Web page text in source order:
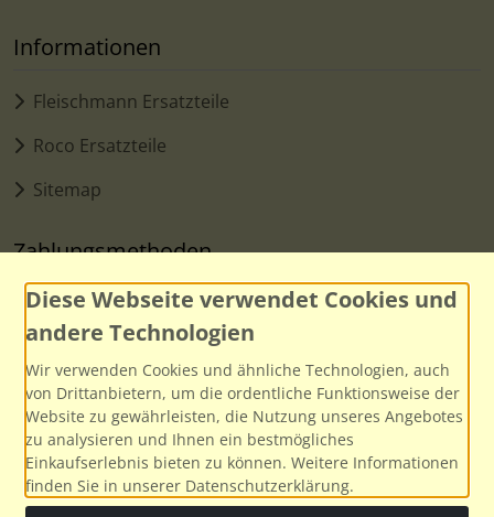
Informationen
Fleischmann Ersatzteile
Roco Ersatzteile
Sitemap
Zahlungsmethoden
Diese Webseite verwendet Cookies und
andere Technologien
Wir verwenden Cookies und ähnliche Technologien, auch
von Drittanbietern, um die ordentliche Funktionsweise der
Website zu gewährleisten, die Nutzung unseres Angebotes
zu analysieren und Ihnen ein bestmögliches
Einkaufserlebnis bieten zu können. Weitere Informationen
finden Sie in unserer Datenschutzerklärung.